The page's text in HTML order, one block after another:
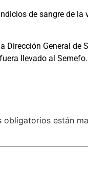
de sangre de la
Dirección General de
llevado al Semefo.
obligatorios están